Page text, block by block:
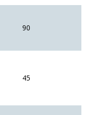
90
45